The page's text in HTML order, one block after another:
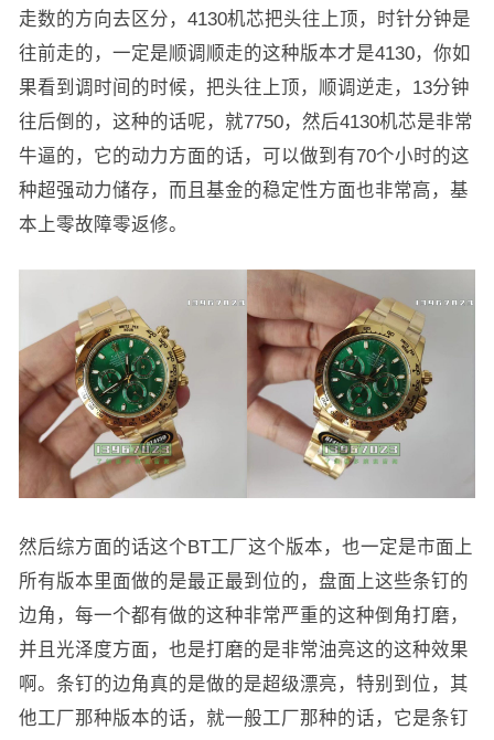
走数的方向去区分，4130机芯把头往上顶，时针分钟是
往前走的，一定是顺调顺走的这种版本才是4130，你如
果看到调时间的时候，把头往上顶，顺调逆走，13分钟
往后倒的，这种的话呢，就7750，然后4130机芯是非常
牛逼的，它的动力方面的话，可以做到有70个小时的这
种超强动力储存，而且基金的稳定性方面也非常高，基
本上零故障零返修。
然后综方面的话这个BT工厂这个版本，也一定是市面上
所有版本里面做的是最正最到位的，盘面上这些条钉的
边角，每一个都有做的这种非常严重的这种倒角打磨，
并且光泽度方面，也是打磨的是非常油亮这的这种效果
啊。条钉的边角真的是做的是超级漂亮，特别到位，其
他工厂那种版本的话，就一般工厂那种的话，它是条钉